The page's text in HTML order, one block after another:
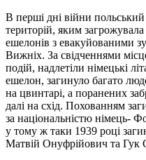
В перші дні війни
територій, яким
ешелонів з евакуйованими
Вижніх. За свідченнями
подій, надлетіли німецькі
ешелон, загинуло багато
на цвинтарі, а поранених
далі на схід. Похованням
за національністю німець-
у тому ж таки 1939 році
Матвій Онуфрійович та Гук